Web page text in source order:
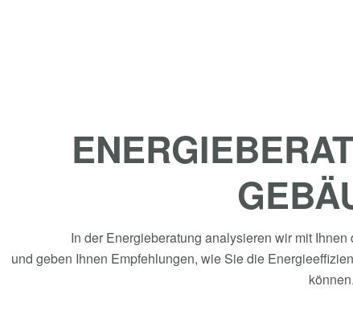
In der Energieberatung analysieren wir mit
und geben Ihnen Empfehlungen, wie Sie die
können.